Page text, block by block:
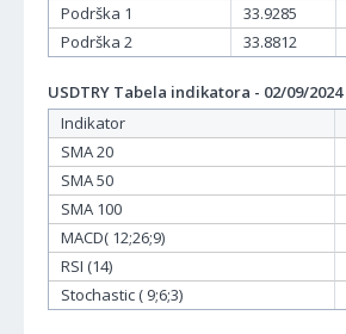
Podrška 1
33.9285
Podrška 2
33.8812
USDTRY Tabela indikatora - 02/09/2024
Indikator
SMA 20
SMA 50
SMA 100
MACD( 12;26;9)
RSI (14)
Stochastic ( 9;6;3)